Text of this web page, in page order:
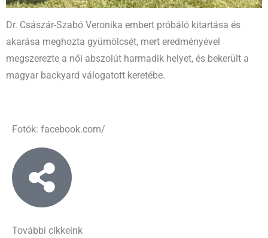
Dr. Császár-Szabó Veronika embert próbáló kitartása és
akarása meghozta gyümölcsét, mert eredményével
megszerezte a női abszolút harmadik helyet, és bekerült a
magyar backyard válogatott keretébe.
Fotók: facebook.com/
További cikkeink